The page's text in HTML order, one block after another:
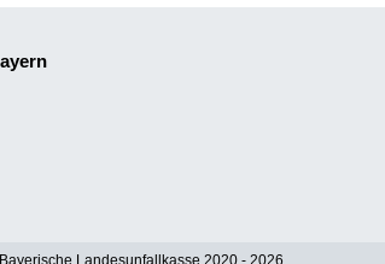
Landesunfallkasse 2020 - 2026